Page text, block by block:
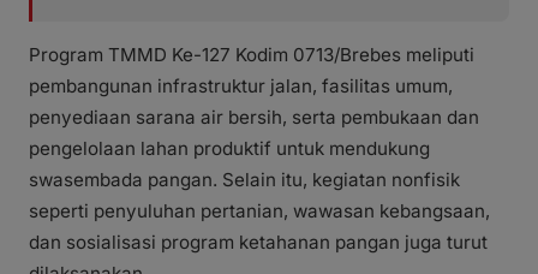
Program TMMD Ke-127 Kodim 0713/Brebes meliputi
pembangunan infrastruktur jalan, fasilitas umum,
penyediaan sarana air bersih, serta pembukaan dan
pengelolaan lahan produktif untuk mendukung
swasembada pangan. Selain itu, kegiatan nonfisik
seperti penyuluhan pertanian, wawasan kebangsaan,
dan sosialisasi program ketahanan pangan juga turut